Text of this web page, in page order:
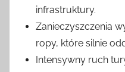
infrastruktury.
Zanieczyszczenia
ropy, które silnie
Intensywny ruch